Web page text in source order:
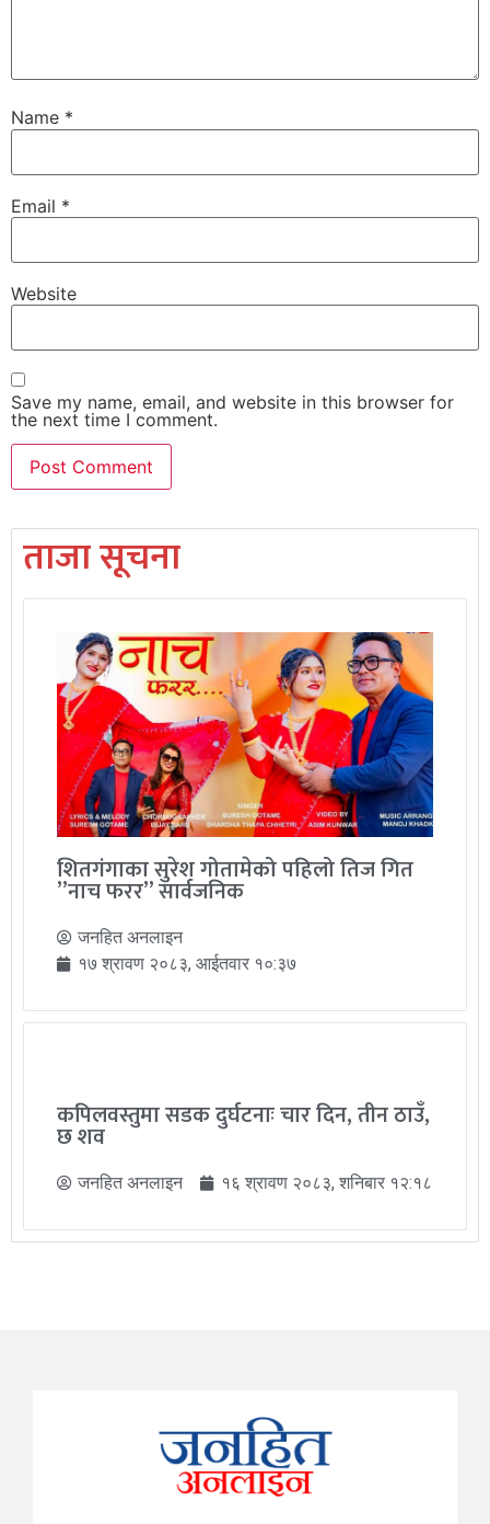
Name *
Email *
Website
Save my name, email, and website in this browser for
the next time I comment.
ताजा सूचना
शितगंगाका सुरेश गोतामेको पहिलो तिज गित
”नाच फरर” सार्वजनिक
जनहित अनलाइन
१७ श्रावण २०८३, आईतवार १०:३७
कपिलवस्तुमा सडक दुर्घटनाः चार दिन, तीन ठाउँ,
छ शव
जनहित अनलाइन १६ श्रावण २०८३, शनिबार १२:१८